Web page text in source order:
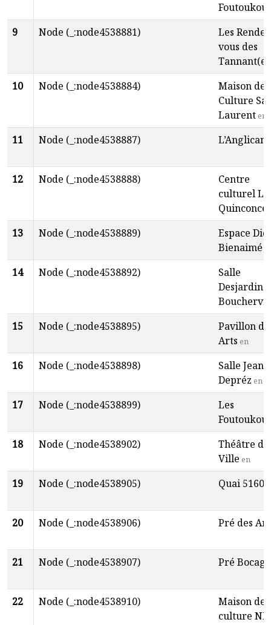
9
Node (_:node4538881)
Les
vous des
10
Node (_:node4538884)
Maison de
Culture
Laurenten
11 Node (_:node4538887) L’Anglicane
12 Node (_:node4538888)
Centre
culturel
Quinconces
13
Node (_:node4538889)
Espace
Bienaimé
14 Node (_:node4538892)
Salle
Desjardins
15
Node (_:node4538895)
Pavillon
Arts en
16 Node (_:node4538898)
Salle Jean
Depréz en
17 Node (_:node4538899)
Les
18
Node (_:node4538902)
Théâtre
Ville en
19 Node (_:node4538905) Quai 5160
20 Node (_:node4538906) Pré des
21 Node (_:node4538907) Pré Bocage
22 Node (_:node4538910)
Maison de
culture